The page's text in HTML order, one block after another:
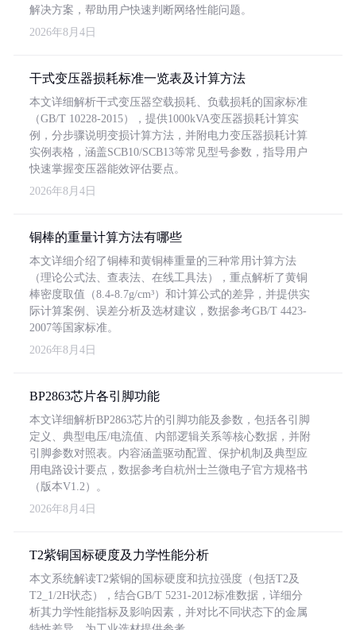
解决方案，帮助用户快速判断网络性能问题。
2026年8月4日
干式变压器损耗标准一览表及计算方法
本文详细解析干式变压器空载损耗、负载损耗的国家标准
（GB/T 10228-2015），提供1000kVA变压器损耗计算实
例，分步骤说明变损计算方法，并附电力变压器损耗计算
实例表格，涵盖SCB10/SCB13等常见型号参数，指导用户
快速掌握变压器能效评估要点。
2026年8月4日
铜棒的重量计算方法有哪些
本文详细介绍了铜棒和黄铜棒重量的三种常用计算方法
（理论公式法、查表法、在线工具法），重点解析了黄铜
棒密度取值（8.4-8.7g/cm³）和计算公式的差异，并提供实
际计算案例、误差分析及选材建议，数据参考GB/T 4423-
2007等国家标准。
2026年8月4日
BP2863芯片各引脚功能
本文详细解析BP2863芯片的引脚功能及参数，包括各引脚
定义、典型电压/电流值、内部逻辑关系等核心数据，并附
引脚参数对照表。内容涵盖驱动配置、保护机制及典型应
用电路设计要点，数据参考自杭州士兰微电子官方规格书
（版本V1.2）。
2026年8月4日
T2紫铜国标硬度及力学性能分析
本文系统解读T2紫铜的国标硬度和抗拉强度（包括T2及
T2_1/2H状态），结合GB/T 5231-2012标准数据，详细分
析其力学性能指标及影响因素，并对比不同状态下的金属